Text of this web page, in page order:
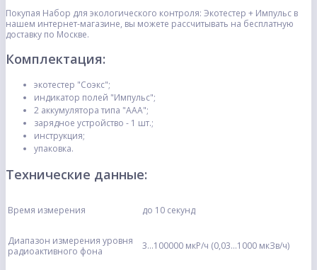
Покупая Набор для экологического контроля: Экотестер + Импульс в
нашем интернет-магазине, вы можете рассчитывать на бесплатную
доставку по Москве.
Комплектация:
экотестер "Соэкс";
индикатор полей "Импульс";
2 аккумулятора типа "ААА";
зарядное устройство - 1 шт.;
инструкция;
упаковка.
Технические данные:
Время измерения до 10 секунд
Диапазон измерения уровня
радиоактивного фона
3...100000 мкР/ч (0,03...1000 мкЗв/ч)